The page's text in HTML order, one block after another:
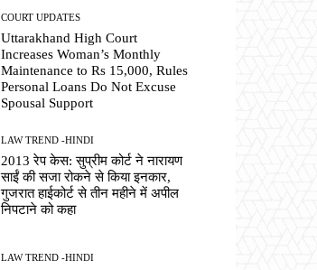
COURT UPDATES
Uttarakhand High Court
Increases Woman’s Monthly
Maintenance to Rs 15,000, Rules
Personal Loans Do Not Excuse
Spousal Support
LAW TREND -HINDI
2013 रेप केस: सुप्रीम कोर्ट ने नारायण
साईं की सजा रोकने से किया इनकार,
गुजरात हाईकोर्ट से तीन महीने में अपील
निपटाने को कहा
LAW TREND -HINDI